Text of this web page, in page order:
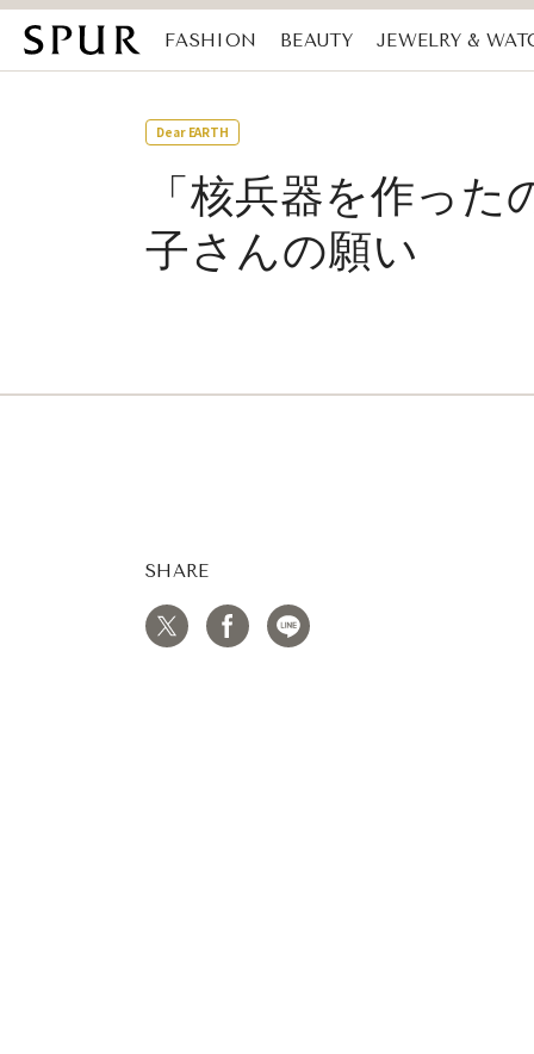
FASHION BEAUTY
JEWELRY &
Dear EARTH
「核兵器を作っ
子さんの願い
SHARE